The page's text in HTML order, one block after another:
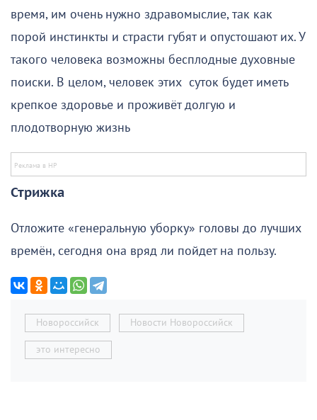
время, им очень нужно здравомыслие, так как
порой инстинкты и страсти губят и опустошают их. У
такого человека возможны бесплодные духовные
поиски. В целом, человек этих суток будет иметь
крепкое здоровье и проживёт долгую и
плодотворную жизнь
Стрижка
Отложите «генеральную уборку» головы до лучших
времён, сегодня она вряд ли пойдет на пользу.
Новороссийск Новости Новороссийск
это интересно